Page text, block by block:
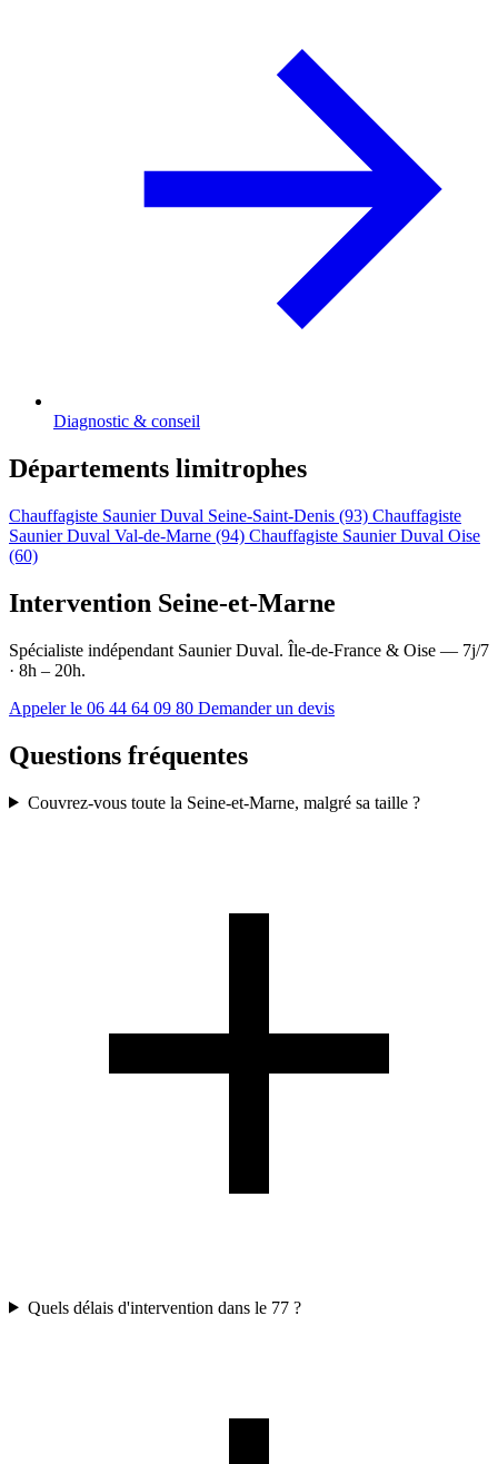
Diagnostic & conseil
Départements limitrophes
Chauffagiste Saunier Duval Seine-Saint-Denis (93) Chauffagiste
Saunier Duval Val-de-Marne (94) Chauffagiste Saunier Duval Oise
(60)
Intervention Seine-et-Marne
Spécialiste indépendant Saunier Duval. Île-de-France & Oise — 7j/7
· 8h – 20h.
Appeler le 06 44 64 09 80 Demander un devis
Questions fréquentes
Couvrez-vous toute la Seine-et-Marne, malgré sa taille ?
Quels délais d'intervention dans le 77 ?